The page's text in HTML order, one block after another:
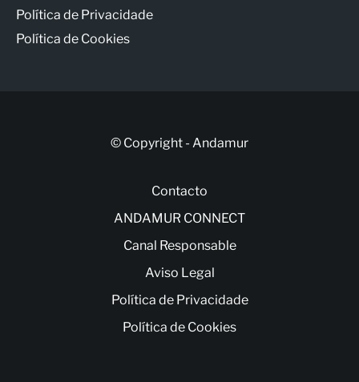
Política de Privacidade
Política de Cookies
© Copyright - Andamur
Contacto
ANDAMUR CONNECT
Canal Responsable
Aviso Legal
Política de Privacidade
Política de Cookies